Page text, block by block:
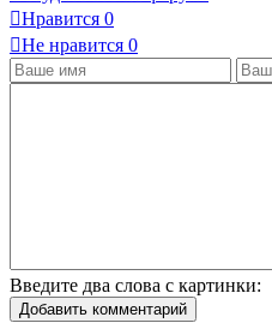
Нравится 0
Не нравится 0
Введите два слова с картинки:
Добавить комментарий